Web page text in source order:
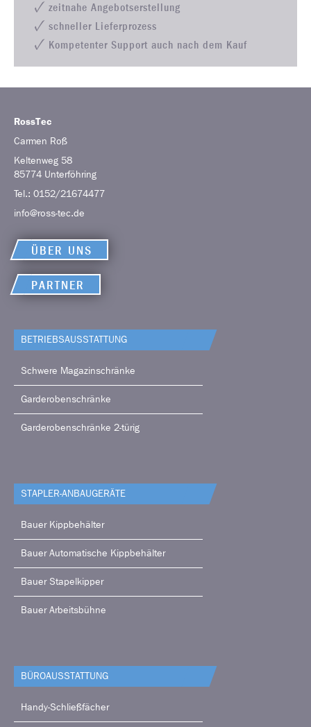
zeitnahe Angebotserstellung
schneller Lieferprozess
Kompetenter Support auch nach dem Kauf
RossTec
Carmen Roß
Keltenweg 58
85774 Unterföhring
Tel.: 0152/21674477
info@ross-tec.de
ÜBER UNS
PARTNER
BETRIEBS­AUSSTATTUNG
Schwere Magazinschränke
Garderobenschränke
Garderobenschränke 2-türig
STAPLER-ANBAUGERÄTE
Bauer Kippbehälter
Bauer Automatische Kippbehälter
Bauer Stapelkipper
Bauer Arbeitsbühne
BÜRO­AUSSTATTUNG
Handy-Schließfächer